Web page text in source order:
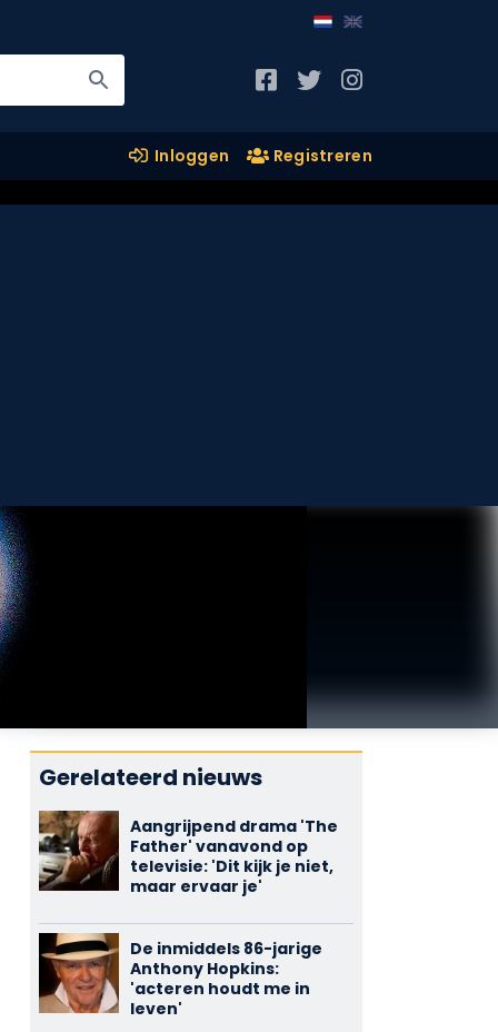
Inloggen Registreren
Gerelateerd nieuws
Aangrijpend drama 'The
Father' vanavond op
televisie: 'Dit kijk je niet,
maar ervaar je'
De inmiddels 86-jarige
Anthony Hopkins:
'acteren houdt me in
leven'